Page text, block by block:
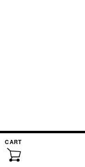
CART